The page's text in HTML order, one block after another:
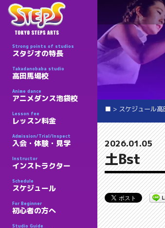
Strong points of studios
スタジオの特長
Takadanobaba studio
高田馬場校
Anime dance
アニメダンス池袋校
Lesson fee
レッスン料金
Admission/Trial/Inspect
入会・体験・見学
Instructor
インストラクター
Schedule
スケジュール
For Beginner
初心者の方へ
Studio Guide
■ > スケジュール
2026.01.05
土Bst